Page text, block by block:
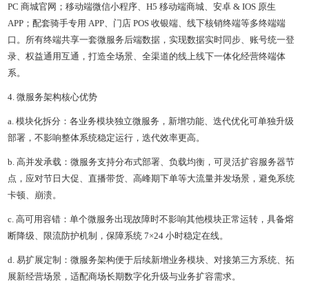
PC 商城官网；移动端微信小程序、H5 移动端商城、安卓 & IOS 原生
APP；配套骑手专用 APP、门店 POS 收银端、线下核销终端等多终端端
口。所有终端共享一套微服务后端数据，实现数据实时同步、账号统一登
录、权益通用互通，打造全场景、全渠道的线上线下一体化经营终端体
系。
4. 微服务架构核心优势
a. 模块化拆分：各业务模块独立微服务，新增功能、迭代优化可单独升级
部署，不影响整体系统稳定运行，迭代效率更高。
b. 高并发承载：微服务支持分布式部署、负载均衡，可灵活扩容服务器节
点，应对节日大促、直播带货、高峰期下单等大流量并发场景，避免系统
卡顿、崩溃。
c. 高可用容错：单个微服务出现故障时不影响其他模块正常运转，具备熔
断降级、限流防护机制，保障系统 7×24 小时稳定在线。
d. 易扩展定制：微服务架构便于后续新增业务模块、对接第三方系统、拓
展新经营场景，适配商场长期数字化升级与业务扩容需求。